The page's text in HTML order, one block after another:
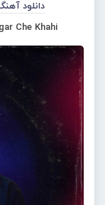
دانلود
Che Khahi